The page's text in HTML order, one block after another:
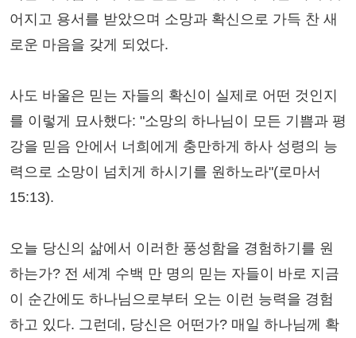
어지고 용서를 받았으며 소망과 확신으로 가득 찬 새
로운 마음을 갖게 되었다.
사도 바울은 믿는 자들의 확신이 실제로 어떤 것인지
를 이렇게 묘사했다: "소망의 하나님이 모든 기쁨과 평
강을 믿음 안에서 너희에게 충만하게 하사 성령의 능
력으로 소망이 넘치게 하시기를 원하노라"(로마서
15:13).
오늘 당신의 삶에서 이러한 풍성함을 경험하기를 원
하는가? 전 세계 수백 만 명의 믿는 자들이 바로 지금
이 순간에도 하나님으로부터 오는 이런 능력을 경험
하고 있다. 그런데, 당신은 어떤가? 매일 하나님께 확